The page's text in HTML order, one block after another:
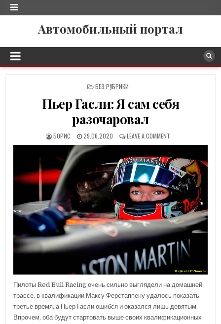
Автомобильный портал
P
S
T
E
I
N
БЕЗ РУБРИКИ
Пьер Гасли: Я сам себя
разочаровал
БОРИС 29.06.2020 LEAVE A COMMENT
Пилоты Red Bull Racing очень сильно выглядели на домашней
трассе, в квалификации Максу Ферстаппену удалось показать
третье время, а Пьер Гасли ошибся и оказался лишь девятым.
Впрочем, оба будут стартовать выше своих квалификационных